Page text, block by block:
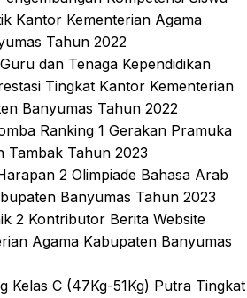
Kantor Kementerian Agama
Tahun 2022
dan Tenaga Kependidikan
Tingkat Kantor Kementerian
Banyumas Tahun 2022
Ranking 1 Gerakan Pramuka
Tambak Tahun 2023
2 Olimpiade Bahasa Arab
Banyumas Tahun 2023
2 Kontributor Berita Website
Agama Kabupaten Banyumas
Kelas C (47Kg-51Kg) Putra Tingkat